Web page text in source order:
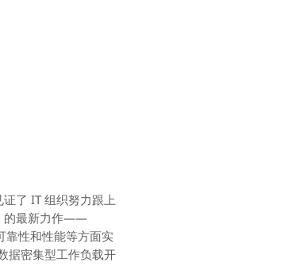
了 IT 组织努力跟上
的最新力作——
靠性和性能等方面实
据密集型工作负载开